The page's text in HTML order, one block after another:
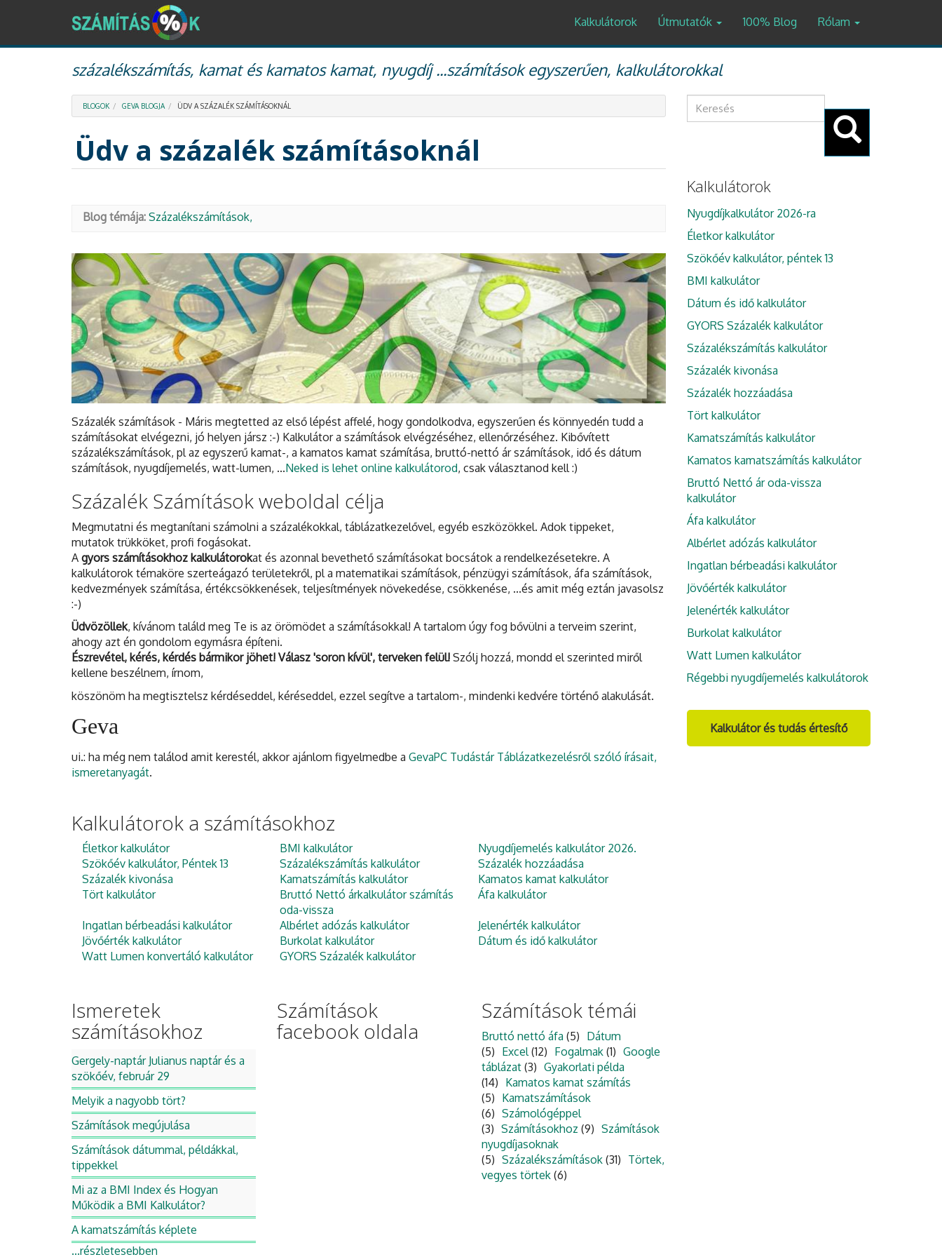
Kalkulátorok Útmutatók 100% Blog Rólam
százalékszámítás, kamat és kamatos kamat, nyugdíj ...számítások egyszerűen, kalkulátorokkal
BLOGOK GEVA BLOGJA ÜDV A SZÁZALÉK SZÁMÍTÁSOKNÁL
Üdv a százalék számításoknál
Blog témája: Százalékszámítások
Százalék számítások - Máris megtetted az első lépést affelé, hogy gondolkodva, egyszerűen és könnyedén tudd a
számításokat elvégezni, jó helyen jársz :-) Kalkulátor a számítások elvégzéséhez, ellenőrzéséhez. Kibővített
százalékszámítások, pl az egyszerű kamat-, a kamatos kamat számítása, bruttó-nettó ár számítások, idő és dátum
számítások, nyugdíjemelés, watt-lumen, ...Neked is lehet online kalkulátorod, csak választanod kell :)
Százalék Számítások weboldal célja
Megmutatni és megtanítani számolni a százalékokkal, táblázatkezelővel, egyéb eszközökkel. Adok tippeket,
mutatok trükköket, profi fogásokat.
A gyors számításokhoz kalkulátorokat és azonnal bevethető számításokat bocsátok a rendelkezésetekre. A
kalkulátorok témaköre szerteágazó területekről, pl a matematikai számítások, pénzügyi számítások, áfa számítások,
kedvezmények számítása, értékcsökkenések, teljesítmények növekedése, csökkenése, ...és amit még eztán javasolsz
:-)
Üdvözöllek, kívánom találd meg Te is az örömödet a számításokkal! A tartalom úgy fog bővülni a terveim szerint,
ahogy azt én gondolom egymásra építeni.
Észrevétel, kérés, kérdés bármikor jöhet! Válasz 'soron kívül', terveken felül! Szólj hozzá, mondd el szerinted miről
kellene beszélnem, írnom,
köszönöm ha megtisztelsz kérdéseddel, kéréseddel, ezzel segítve a tartalom-, mindenki kedvére történő alakulását.
Geva
ui.: ha még nem találod amit kerestél, akkor ajánlom figyelmedbe a GevaPC Tudástár Táblázatkezelésről szóló írásait,
ismeretanyagát.
Kalkulátorok a számításokhoz
Életkor kalkulátor BMI kalkulátor
Nyugdíjemelés kalkulátor 2026.
Szökőév kalkulátor, Péntek 13
Százalékszámítás kalkulátor
Százalék hozzáadása
Százalék kivonása
Kamatszámítás kalkulátor
Kamatos kamat kalkulátor
Tört kalkulátor
Bruttó Nettó árkalkulátor számítás
oda-vissza
Áfa kalkulátor
Ingatlan bérbeadási kalkulátor Albérlet adózás kalkulátor
Jelenérték kalkulátor
Jövőérték kalkulátor
Burkolat kalkulátor
Dátum és idő kalkulátor
Watt Lumen konvertáló kalkulátor
GYORS Százalék kalkulátor
Keresés
űrlap
Kalkulátorok
Nyugdíjkalkulátor 2026-ra
Életkor kalkulátor
Szökőév kalkulátor, péntek 13
BMI kalkulátor
Dátum és idő kalkulátor
GYORS Százalék kalkulátor
Százalékszámítás kalkulátor
Százalék kivonása
Százalék hozzáadása
Tört kalkulátor
Kamatszámítás kalkulátor
Kamatos kamatszámítás kalkulátor
Bruttó Nettó ár oda-vissza
kalkulátor
Áfa kalkulátor
Albérlet adózás kalkulátor
Ingatlan bérbeadási kalkulátor
Jövőérték kalkulátor
Jelenérték kalkulátor
Burkolat kalkulátor
Watt Lumen kalkulátor
Régebbi nyugdíjemelés kalkulátorok
Kalkulátor és tudás értesítő
Ismeretek
számításokhoz
Gergely-naptár Julianus naptár és a
szökőév, február 29
Melyik a nagyobb tört?
Számítások megújulása
Számítások dátummal, példákkal,
tippekkel
Mi az a BMI Index és Hogyan
Működik a BMI Kalkulátor?
A kamatszámítás képlete
...részletesebben
Számítások
facebook oldala
Számítások témái
Bruttó nettó áfa (5) Dátum
(5) Excel (12) Fogalmak (1) Google
táblázat (3) Gyakorlati példa
(14) Kamatos kamat számítás
(5) Kamatszámítások
(6) Számológéppel
(3) Számításokhoz (9) Számítások
nyugdíjasoknak
(5) Százalékszámítások (31) Törtek,
vegyes törtek (6)